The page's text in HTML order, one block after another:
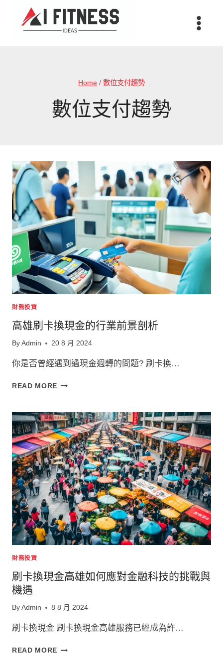
content
Home / 數位支付趨勢
數位支付趨勢
財務投資
高雄刷卡換現金的行業前景剖析
By Admin 20 8 月 2024
你是否曾經遇到過現金週轉的問題? 刷卡換…
READ MORE 高
卡
換
現
金
的
行
業
前
景
剖
析
財務投資
刷卡換現金高雄如何應對金融科技的挑戰與
機遇
By Admin 8 8 月 2024
刷卡換現金 刷卡換現金高雄服務已經成為許…
READ MORE 刷